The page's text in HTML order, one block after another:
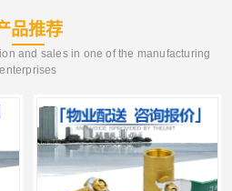
品推荐
and sales in one of the manufacturing
enterprises